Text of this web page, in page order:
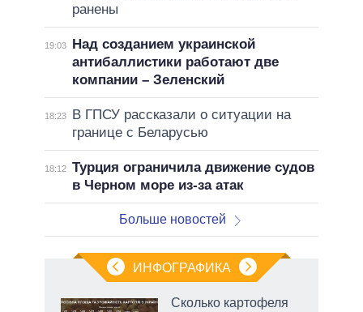
ранены
19:03
Над созданием украинской
антибаллистики работают две
компании – Зеленский
18:23
В ГПСУ рассказали о ситуации на
границе с Беларусью
18:12 Турция ограничила движение судов
в Черном море из-за атак
Больше новостей
ИНФОГРАФИКА
Сколько картофеля